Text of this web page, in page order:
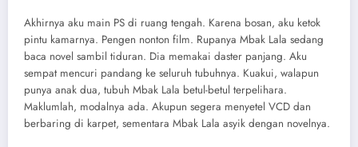
Akhirnya aku main PS di ruang tengah. Karena bosan, aku ketok
pintu kamarnya. Pengen nonton film. Rupanya Mbak Lala sedang
baca novel sambil tiduran. Dia memakai daster panjang. Aku
sempat mencuri pandang ke seluruh tubuhnya. Kuakui, walapun
punya anak dua, tubuh Mbak Lala betul-betul terpelihara.
Maklumlah, modalnya ada. Akupun segera menyetel VCD dan
berbaring di karpet, sementara Mbak Lala asyik dengan novelnya.